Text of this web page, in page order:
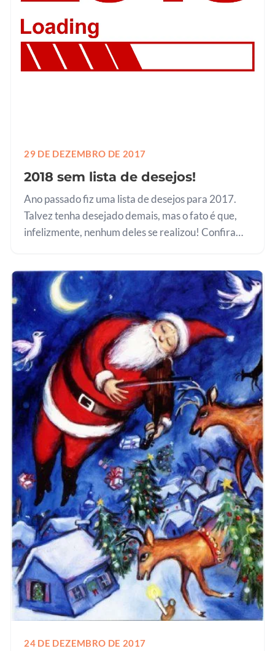
29 DE DEZEMBRO DE 2017
2018 sem lista de desejos!
Ano passado fiz uma lista de desejos para 2017.
Talvez tenha desejado demais, mas o fato é que,
infelizmente, nenhum deles se realizou! Confiram
24 DE DEZEMBRO DE 2017